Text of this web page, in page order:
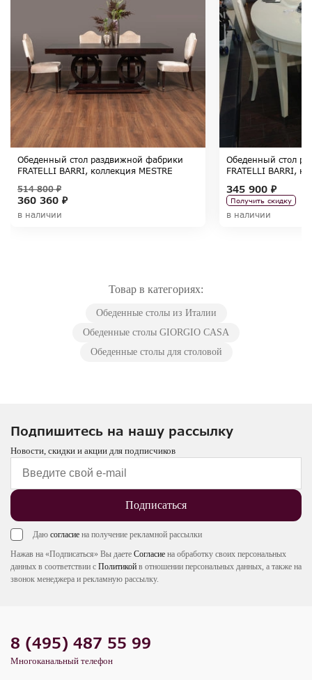
Обеденный стол раздвижной фабрики
FRATELLI BARRI, коллекция MESTRE
360 360 ₽
514 800 ₽
в наличии
Обеденный стол
FRATELLI BARRI,
345 900 ₽
Получить скидку
в наличии
Товар в категориях:
Обеденные столы из Италии
Обеденные столы GIORGIO CASA
Обеденные столы для столовой
Подпишитесь на нашу рассылку
Новости, скидки и акции для подписчиков
Подписаться
Даю согласие на получение рекламной рассылки
Нажав на «Подписаться» Вы даете Согласие на обработку своих персональных
данных в соответствии с Политикой в отношении персональных данных, а также на
звонок менеджера и рекламную рассылку.
8 (495) 487 55 99
Многоканальный телефон